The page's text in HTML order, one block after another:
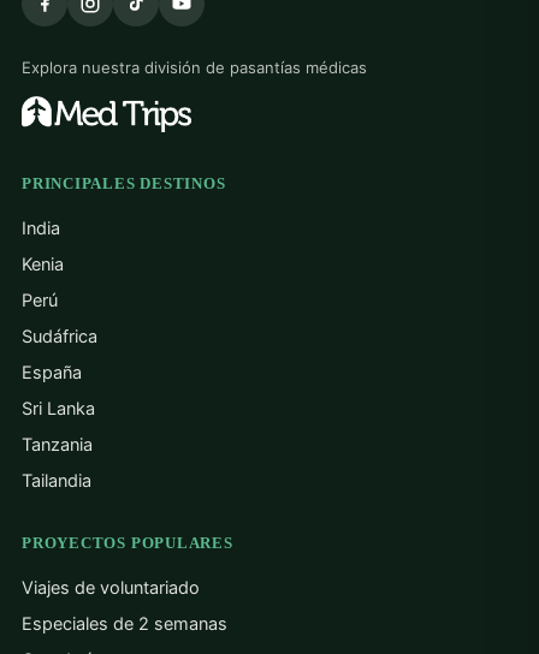
Explora nuestra división de pasantías médicas
PRINCIPALES DESTINOS
India
Kenia
Perú
Sudáfrica
España
Sri Lanka
Tanzania
Tailandia
PROYECTOS POPULARES
Viajes de voluntariado
Especiales de 2 semanas